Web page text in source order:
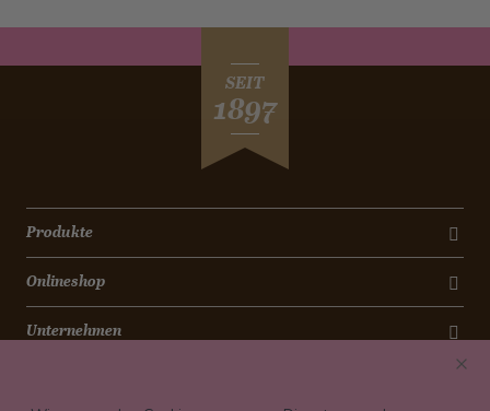
SEIT
1897
Produkte
Onlineshop
Unternehmen